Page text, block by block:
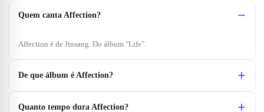
Quem canta Affection?
Affection é de Jinsang. Do álbum "Life".
De que álbum é Affection?
Quanto tempo dura Affection?